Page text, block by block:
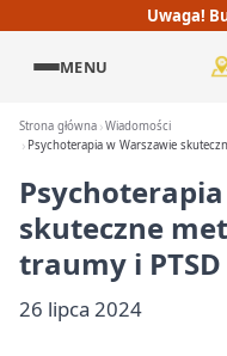
Uwaga!
MENU
Strona główna Wiadomości
Psychoterapia w Warszawie
skuteczne
traumy i PTSD
26 lipca 2024